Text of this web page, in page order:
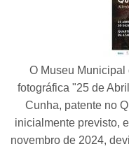
O Museu Municipal
fotográfica "25 de
Cunha, patente no
inicialmente previsto,
novembro de 2024,